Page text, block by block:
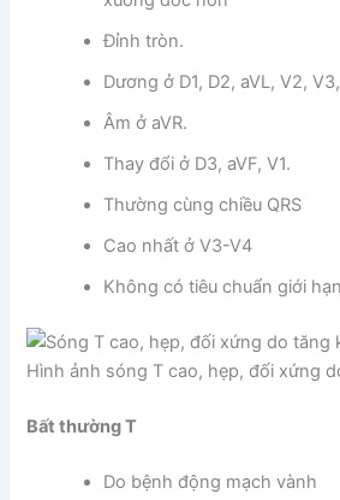
Đỉnh tròn.
Dương ở D1, D2, aVL, V2,
Âm ở aVR.
Thay đổi ở D3, aVF, V1.
Thường cùng chiều QRS
Cao nhất ở V3-V4
Không có tiêu chuẩn giới
Hình ảnh sóng T cao, hẹp, đối xứng
Bất thường T
Do bệnh động mạch vành